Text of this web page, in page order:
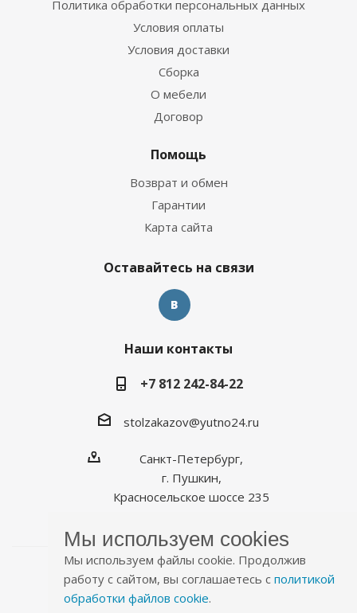
Политика обработки персональных данных
Условия оплаты
Условия доставки
Сборка
О мебели
Договор
Помощь
Возврат и обмен
Гарантии
Карта сайта
Оставайтесь на связи
Наши контакты
+7 812 242-84-22
stolzakazov@yutno24.ru
Санкт-Петербург,
г. Пушкин,
Красносельское шоссе 235
Мы используем cookies
Мы используем файлы cookie. Продолжив
работу с сайтом, вы соглашаетесь с политикой
обработки файлов cookie.